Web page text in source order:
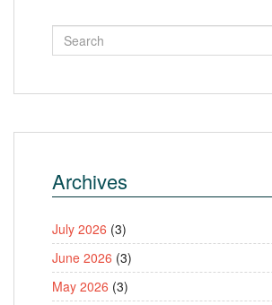
Archives
July 2026 (3)
June 2026 (3)
May 2026 (3)